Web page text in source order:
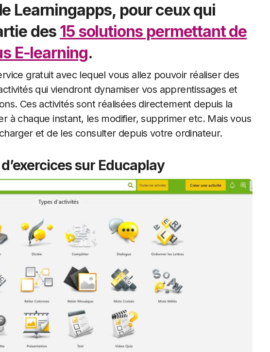
Learningapps, pour ceux qui
des 15 solutions permettant de
E-learning.
qui viendront dynamiser vos apprentissages et
Ces activités sont réalisées directement depuis la
à chaque instant, les modifier, supprimer etc. Mais vous
et de les consulter depuis votre ordinateur.
sur Educaplay